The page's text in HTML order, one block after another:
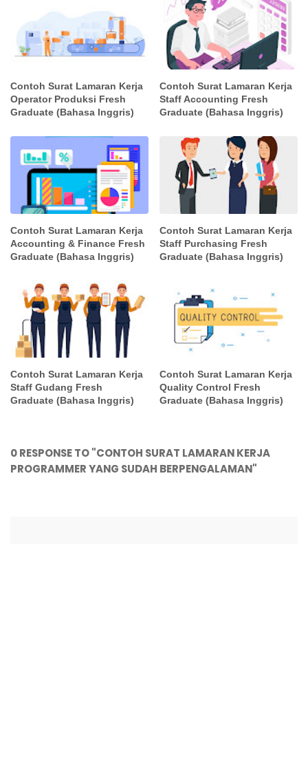
Contoh Surat Lamaran Kerja
Operator Produksi Fresh
Graduate (Bahasa Inggris)
Contoh Surat Lamaran Kerja
Staff Accounting Fresh
Graduate (Bahasa Inggris)
Contoh Surat Lamaran Kerja
Accounting & Finance Fresh
Graduate (Bahasa Inggris)
Contoh Surat Lamaran Kerja
Staff Purchasing Fresh
Graduate (Bahasa Inggris)
Contoh Surat Lamaran Kerja
Staff Gudang Fresh
Graduate (Bahasa Inggris)
Contoh Surat Lamaran Kerja
Quality Control Fresh
Graduate (Bahasa Inggris)
0 RESPONSE TO "CONTOH SURAT LAMARAN KERJA
PROGRAMMER YANG SUDAH BERPENGALAMAN"